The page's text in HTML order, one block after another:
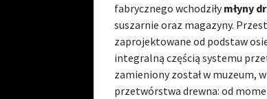
fabrycznego wchodziłymłyny
suszarnie oraz magazyny.
zaprojektowane od podstaw
integralną częścią systemu
zamieniony został w muzeum,
przetwórstwa drewna: od